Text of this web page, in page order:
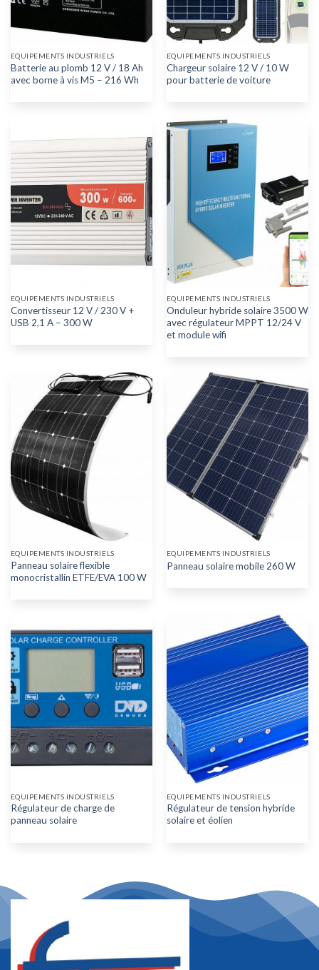
EQUIPEMENTS INDUSTRIELS
Batterie au plomb 12 V / 18 Ah
avec borne à vis M5 – 216 Wh
EQUIPEMENTS INDUSTRIELS
Chargeur solaire 12 V / 10 W
pour batterie de voiture
EQUIPEMENTS INDUSTRIELS
Convertisseur 12 V / 230 V +
USB 2,1 A – 300 W
EQUIPEMENTS INDUSTRIELS
Onduleur hybride solaire 3500 W
avec régulateur MPPT 12/24 V
et module wifi
EQUIPEMENTS INDUSTRIELS
Panneau solaire flexible
monocristallin ETFE/EVA 100 W
EQUIPEMENTS INDUSTRIELS
Panneau solaire mobile 260 W
EQUIPEMENTS INDUSTRIELS
Régulateur de charge de
panneau solaire
EQUIPEMENTS INDUSTRIELS
Régulateur de tension hybride
solaire et éolien